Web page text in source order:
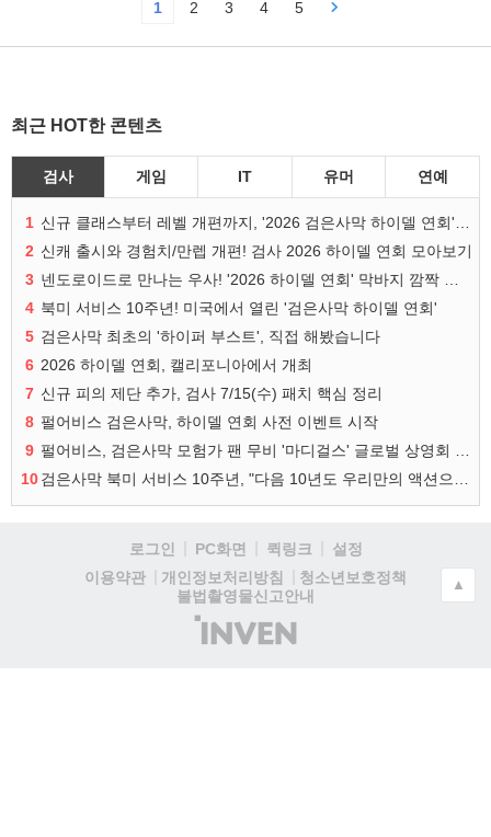
1 2 3 4 5
최근 HOT한 콘텐츠
검사 게임 IT 유머 연예
1
신규 클래스부터 레벨 개편까지, '2026 검은사막 하이델 연회' 총정리
2 신캐 출시와 경험치/만렙 개편! 검사 2026 하이델 연회 모아보기
3
넨도로이드로 만나는 우사! '2026 하이델 연회' 막바지 깜짝 공개
4 북미 서비스 10주년! 미국에서 열린 '검은사막 하이델 연회'
5 검은사막 최초의 '하이퍼 부스트', 직접 해봤습니다
6 2026 하이델 연회, 캘리포니아에서 개최
7 신규 피의 제단 추가, 검사 7/15(수) 패치 핵심 정리
8 펄어비스 검은사막, 하이델 연회 사전 이벤트 시작
9
펄어비스, 검은사막 모험가 팬 무비 '마디걸스' 글로벌 상영회 개최
10
검은사막 북미 서비스 10주년, "다음 10년도 우리만의 액션으로"
로그인 PC화면 퀵링크
설정
이용약관
개인정보처리방침
청소년보호정책
불법촬영물신고안내
(주)
인
▲